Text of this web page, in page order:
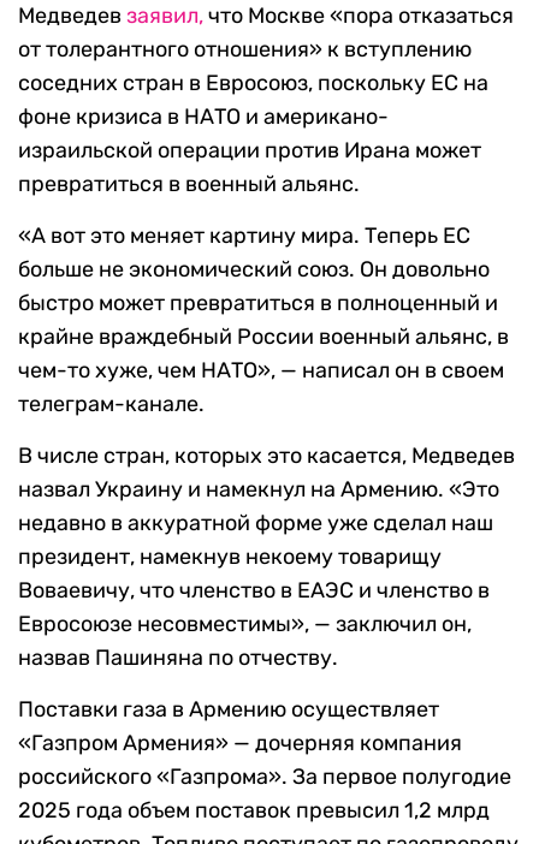
Медведев заявил,что Москве «пора отказаться
от толерантного отношения» к вступлению
соседних стран в Евросоюз, поскольку ЕС на
фоне кризиса в НАТО и американо-
израильской операции против Ирана может
превратиться в военный альянс.
«А вот это меняет картину мира. Теперь ЕС
больше не экономический союз. Он довольно
быстро может превратиться в полноценный и
крайне враждебный России военный альянс, в
чем-то хуже, чем НАТО», — написал он в своем
телеграм-канале.
В числе стран, которых это касается, Медведев
назвал Украину и намекнул на Армению. «Это
недавно в аккуратной форме уже сделал наш
президент, намекнув некоему товарищу
Воваевичу, что членство в ЕАЭС и членство в
Евросоюзе несовместимы», — заключил он,
назвав Пашиняна по отчеству.
Поставки газа в Армению осуществляет
«Газпром Армения» — дочерняя компания
российского «Газпрома». За первое полугодие
2025 года объем поставок превысил 1,2 млрд